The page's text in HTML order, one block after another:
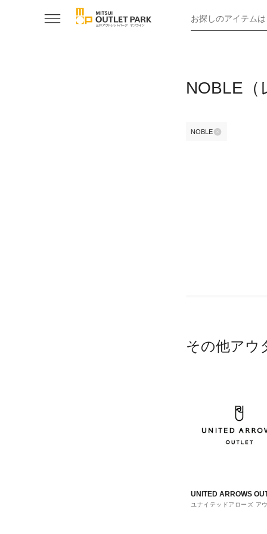
お探しのアイテム
NOBLE（
NOBLE
その他アウ
UNITED ARROWS
ユナイテッドアローズ ア